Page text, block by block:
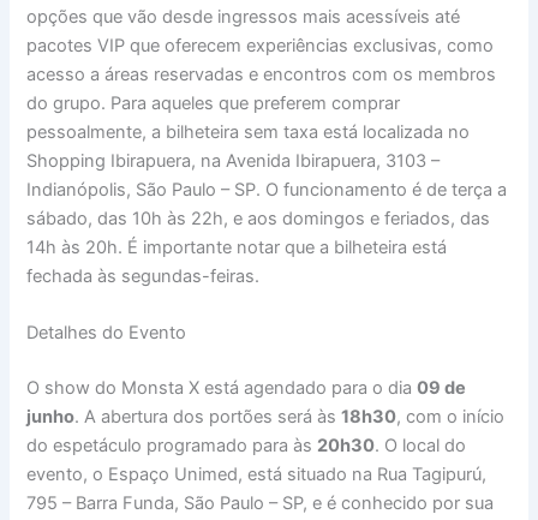
opções que vão desde ingressos mais acessíveis até
pacotes VIP que oferecem experiências exclusivas, como
acesso a áreas reservadas e encontros com os membros
do grupo. Para aqueles que preferem comprar
pessoalmente, a bilheteira sem taxa está localizada no
Shopping Ibirapuera, na Avenida Ibirapuera, 3103 –
Indianópolis, São Paulo – SP. O funcionamento é de terça a
sábado, das 10h às 22h, e aos domingos e feriados, das
14h às 20h. É importante notar que a bilheteira está
fechada às segundas-feiras.
Detalhes do Evento
O show do Monsta X está agendado para o dia09 de
junho. A abertura dos portões será às18h30, com o início
do espetáculo programado para às 20h30. O local do
evento, o Espaço Unimed, está situado na Rua Tagipurú,
795 – Barra Funda, São Paulo – SP, e é conhecido por sua